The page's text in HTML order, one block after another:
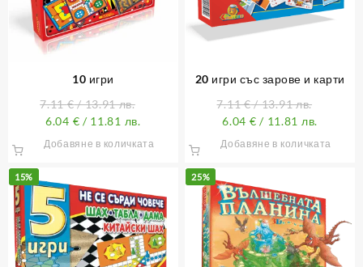
10 игри
7.11€/ 13.91 лв.
6.04 € / 11.81 лв.
Добавяне в количката
20 игри със зарове и карти
7.11€/ 13.91 лв.
6.04 € / 11.81 лв.
Добавяне в количката
15% 25%